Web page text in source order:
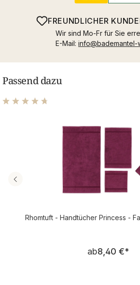
FREUNDLICHER
Wir sind Mo-Fr für Sie
E-Mail: info@bademantel-
Passend dazu
Rhomtuft - Handtücher Princess -
ab8,40 €*